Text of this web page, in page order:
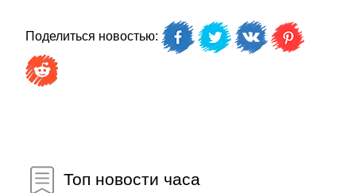
Поделиться новостью:
Топ новости часа